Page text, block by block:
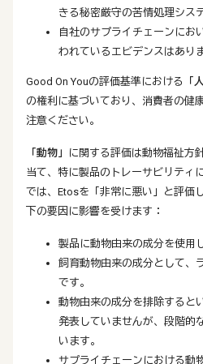
きる秘密厳守の苦情処理シス
自社のサプライチェーンにお
われているエビデンスはあり
Good On Youの評価基準における 「
の権利に基づいており、消費者の健
注意ください。
「動物」
に関する評価は動物福祉方
当て、特に製品のトレーサビリティ
では、Etosを「非常に悪い」と評価
下の要因に影響を受けます：
製品に動物由来の成分を使用
飼育動物由来の成分として、
です。
動物由来の成分を排除すると
発表していませんが、段階的
います。
サプライチェーンにおける動